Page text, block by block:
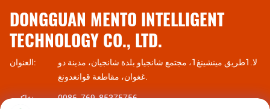
DONGGUAN MENTO INTELLIGENT
TECHNOLOGY CO., LTD.
العنوان:
لا.1طريق مينشينغ1، مجتمع شانجياو بلدة شانجيان، مدينة دو
غغوان، مقاطعة قوانغدونغ.
فاكس: 0086-769-85375756